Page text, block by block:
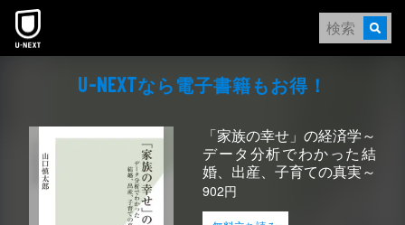
本文へスキップ
U-NEXTなら電⼦書籍もお得！
「家族の幸せ」の経済学～
データ分析でわかった結
婚、出産、子育ての真実～
902円